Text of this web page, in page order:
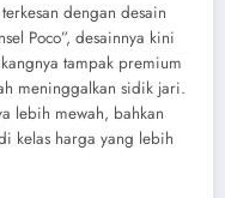
dengan desain
Poco”, desainnya kini
tampak premium
meninggalkan sidik jari.
lebih mewah, bahkan
kelas harga yang lebih